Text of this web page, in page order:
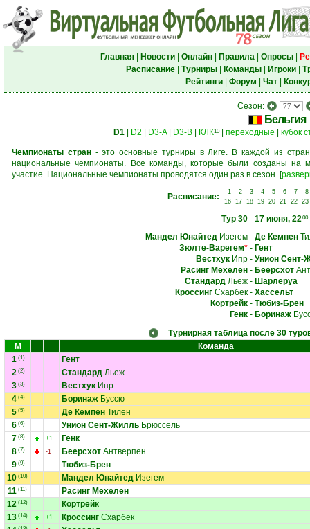
Главная| Новости| Онлайн| Правила| Опросы|
Расписание| Турниры| Команды| Игроки|
Рейтинги| Форум Чат|
Сезон:
Бельгия
D1 D2 D3-A| D3-B КЛК10| переходные кубок
Чемпионаты стран- это основные турниры в Лиге. В каждой из
национальные чемпионаты. Все команды, которые были созданы на
участие. Национальные чемпионаты проводятся один раз в сезон. [
Расписание: 1 2 3 4 5 6 7
8
16
17 18 19 20 21 22 23
Тур 30- 17 июня, 2200
Мандел ЮнайтедИзегем- Де Кемпен
Зюлте-Варегем*- Гент
ВестхукИпр- Унион Сент-
Расинг Мехелен- Беерсхот
СтандардЛьеж- Шарлеруа
КроссингСхарбек- Хассельт
Кортрейк- Тюбиз-Брен
Генк- Боринаж
Турнирная таблица после 30
М
Команда
1 (1)
Гент
2 (2) Стандард Льеж
3 (3) Вестхук Ипр
4 (4) Боринаж Буссю
5 (5) Де Кемпен Тилен
6 (6) Унион Сент-Жилль Брюссель
7 (8) +1
Генк
8 (7) -1 Беерсхот Антверпен
9 (9)
Тюбиз-Брен
10 (10) Мандел Юнайтед Изегем
11 (11)
Расинг Мехелен
12 (12)
Кортрейк
13 (14) +1 Кроссинг Схарбек